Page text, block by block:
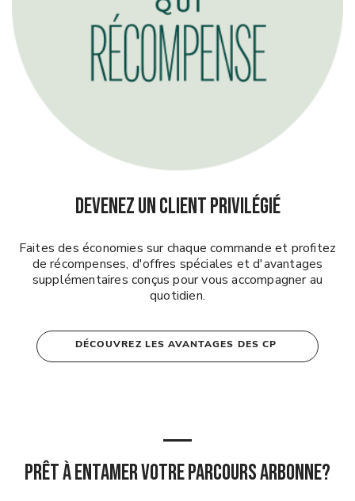
DEVENEZ UN CLIENT PRIVILÉGIÉ
Faites des économies sur chaque commande et profitez
de récompenses, d'offres spéciales et d'avantages
supplémentaires conçus pour vous accompagner au
quotidien.
DÉCOUVREZ LES AVANTAGES DES CP
PRÊT À ENTAMER VOTRE PARCOURS ARBONNE?